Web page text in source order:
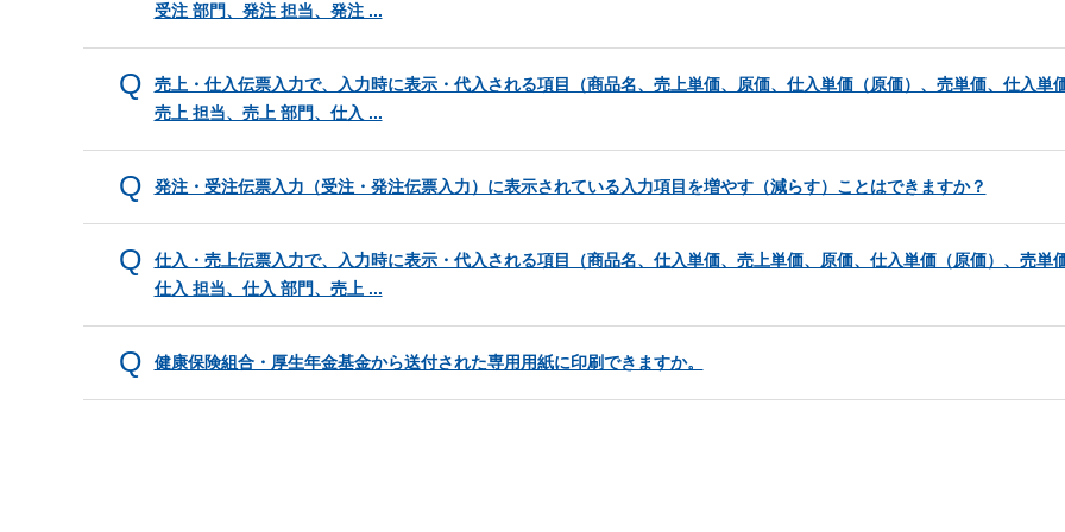
受注 部門、発注 担当、発注 ...
売上・仕入伝票入力で、入力時に表示・代入される項目（商品名、売上単価、原価、仕入単価（原価）、売単価、仕入単
売上 担当、売上 部門、仕入 ...
発注・受注伝票入力（受注・発注伝票入力）に表示されている入力項目を増やす（減らす）ことはできますか？
仕入・売上伝票入力で、入力時に表示・代入される項目（商品名、仕入単価、売上単価、原価、仕入単価（原価）、売単
仕入 担当、仕入 部門、売上 ...
健康保険組合・厚生年金基金から送付された専用用紙に印刷できますか。